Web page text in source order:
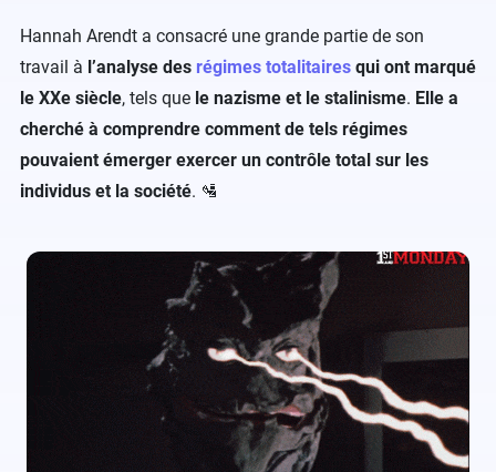
Hannah Arendt a consacré une grande partie de son
travail à l’analyse des régimes totalitaires qui ont marqué
le XXe siècle, tels que le nazisme et le stalinisme. Elle a
cherché à comprendre comment de tels régimes
pouvaient émerger exercer un contrôle total sur les
individus et la société. 🛂